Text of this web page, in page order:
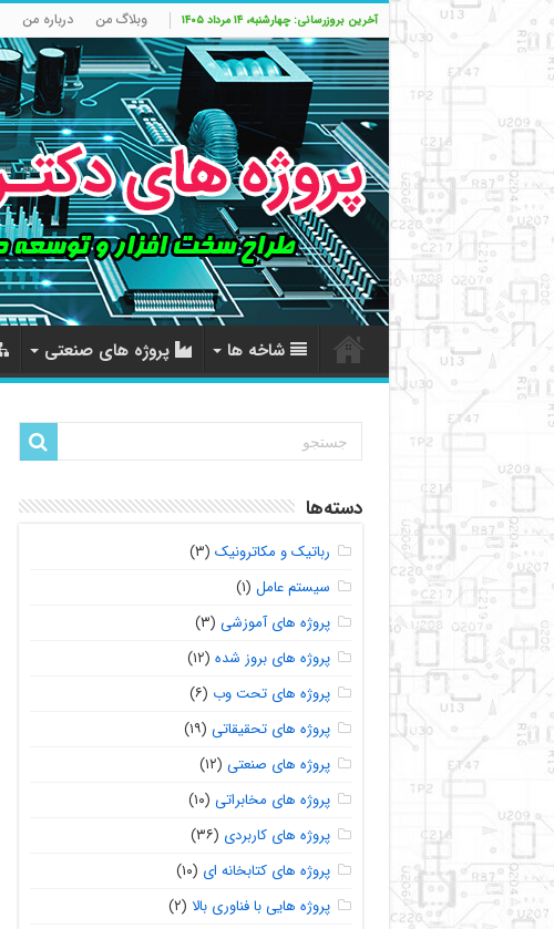
آخرین بروزرسانی: چهارشنبه، ۱۴ مرداد ۱۴۰۵ وبلاگ من درباره من
شاخه ها پروژه های صنعتی
دسته‌ها
رباتیک و مکاترونیک (۳)
سیستم عامل (۱)
پروژه های آموزشی (۳)
پروژه های بروز شده (۱۲)
پروژه های تحت وب (۶)
پروژه های تحقیقاتی (۱۹)
پروژه های صنعتی (۱۲)
پروژه های مخابراتی (۱۰)
پروژه های کاربردی (۳۶)
پروژه های کتابخانه ای (۱۰)
پروژه هایی با فناوری بالا (۲)